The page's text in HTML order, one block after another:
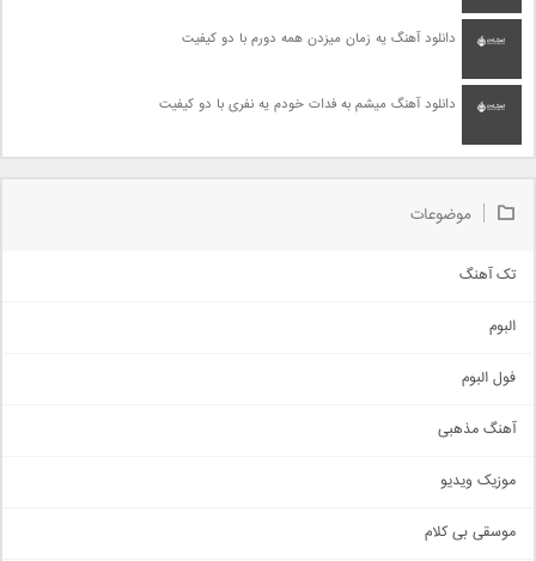
دانلود آهنگ یه زمان میزدن همه دورم با دو کیفیت
دانلود آهنگ میشم به فدات خودم یه نفری با دو کیفیت
موضوعات
تک آهنگ
اجتماعی
حماسی
سنتی
اهنگ بندرعباسی
البوم
فول البوم
آهنگ مذهبی
موزیک ویدیو
موسقی بی کلام